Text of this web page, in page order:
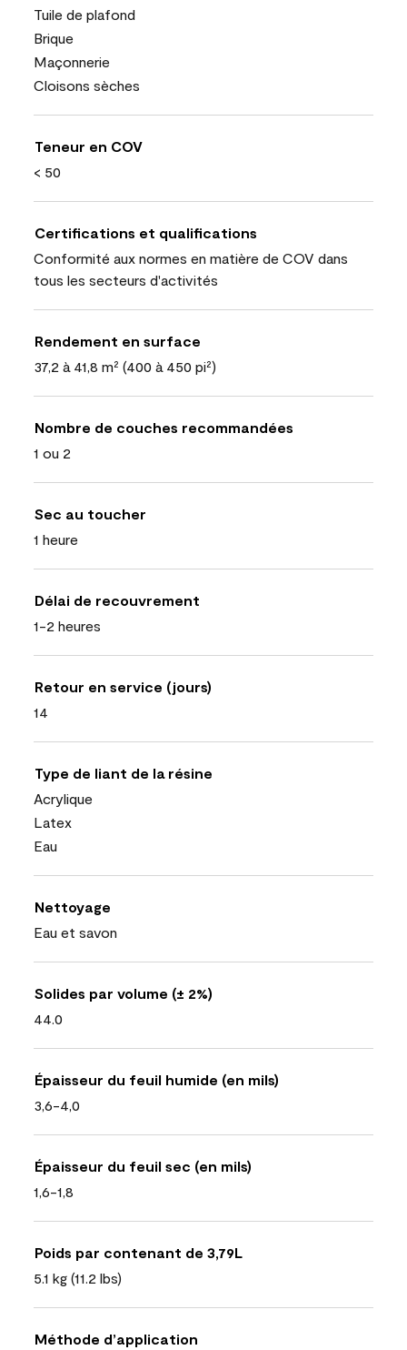
Tuile de plafond
Brique
Maçonnerie
Cloisons sèches
Teneur en COV
< 50
Certifications et qualifications
Conformité aux normes en matière de COV dans
tous les secteurs d'activités
Rendement en surface
37,2 à 41,8 m² (400 à 450 pi²)
Nombre de couches recommandées
1 ou 2
Sec au toucher
1 heure
Délai de recouvrement
1-2 heures
Retour en service (jours)
14
Type de liant de la résine
Acrylique
Latex
Eau
Nettoyage
Eau et savon
Solides par volume (± 2%)
44.0
Épaisseur du feuil humide (en mils)
3,6-4,0
Épaisseur du feuil sec (en mils)
1,6-1,8
Poids par contenant de 3,79L
5.1 kg (11.2 lbs)
Méthode d’application